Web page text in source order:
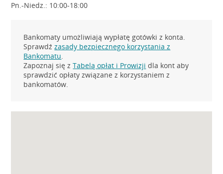
Pn.-Niedz.: 10:00-18:00
Bankomaty umożliwiają wypłatę gotówki z konta.
Sprawdźzasady bezpiecznego korzystania z
Bankomatu.
Zapoznaj się zTabelą opłat i Prowizji dla kont aby
sprawdzić opłaty związane z korzystaniem z
bankomatów.